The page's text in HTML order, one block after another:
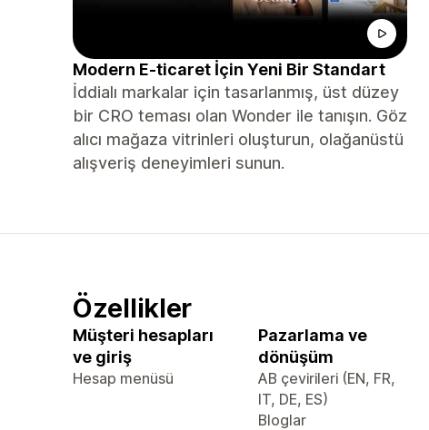
Modern E-ticaret İçin Yeni Bir Standart
İddialı markalar için tasarlanmış, üst düzey
bir CRO teması olan Wonder ile tanışın. Göz
alıcı mağaza vitrinleri oluşturun, olağanüstü
alışveriş deneyimleri sunun.
Özellikler
Müşteri hesapları
ve giriş
Hesap menüsü
Pazarlama ve
dönüşüm
AB çevirileri (EN, FR,
IT, DE, ES)
Bloglar